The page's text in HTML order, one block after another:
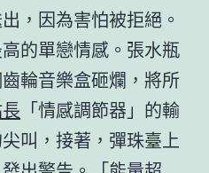
，因為害怕被拒絕。
的單戀情感。張水瓶
輪音樂盒砸爛，將所
「情感調節器」的輸
叫，接著，彈珠臺上